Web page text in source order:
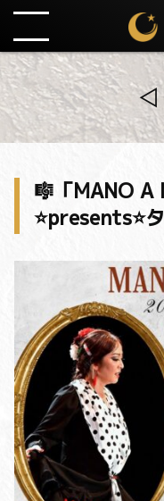
◁
🎼「MANO A
⭐️presents⭐️